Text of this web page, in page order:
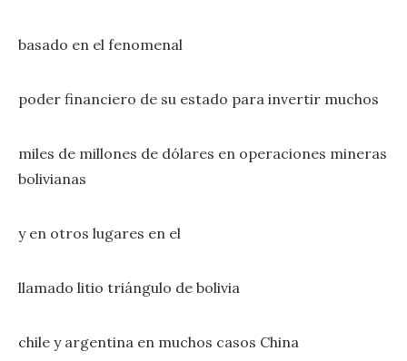
basado en el fenomenal
poder financiero de su estado para invertir muchos
miles de millones de dólares en operaciones mineras
bolivianas
y en otros lugares en el
llamado litio triángulo de bolivia
chile y argentina en muchos casos China